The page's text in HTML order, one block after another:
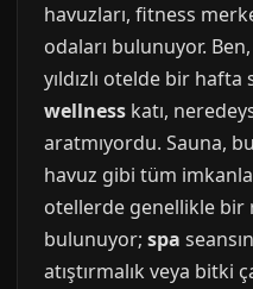
havuzları, fitness
odaları bulunuyor.
yıldızlı otelde bir
wellness katı,
aratmıyordu. Sauna,
havuz gibi tüm
otellerde genellikle bir
bulunuyor; spa
atıştırmalık veya bitki